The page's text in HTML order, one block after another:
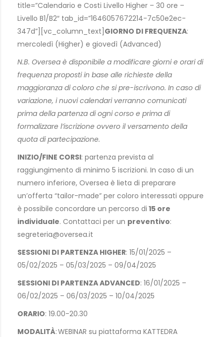
title=”Calendario e Costi Livello Higher – 30 ore –
Livello B1/B2″ tab_id=”1646057672214-7c50e2ec-
347d”][vc_column_text] GIORNO DI FREQUENZA:
mercoledì (Higher) e giovedì (Advanced)
N.B. Oversea è disponibile a modificare giorni e orari di
frequenza proposti in base alle richieste della
maggioranza di coloro che si pre-iscrivono. In caso di
variazione, i nuovi calendari verranno comunicati
prima della partenza di ogni corso e prima di
formalizzare l’iscrizione ovvero il versamento della
quota di partecipazione.
INIZIO/FINE CORSI: partenza prevista al
raggiungimento di minimo 5 iscrizioni. In caso di un
numero inferiore, Oversea è lieta di preparare
un’offerta “tailor-made” per coloro interessati oppure
è possibile concordare un percorso di 15 ore
individuale. Contattaci per un preventivo:
segreteria@oversea.it
SESSIONI DI PARTENZA HIGHER: 15/01/2025 –
05/02/2025 – 05/03/2025 – 09/04/2025
SESSIONI DI PARTENZA ADVANCED: 16/01/2025 –
06/02/2025 – 06/03/2025 – 10/04/2025
ORARIO: 19.00-20.30
MODALITÀ: WEBINAR su piattaforma KATTEDRA